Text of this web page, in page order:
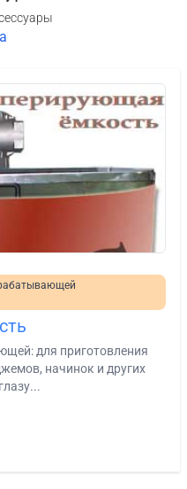
для приготовления
начинок и других